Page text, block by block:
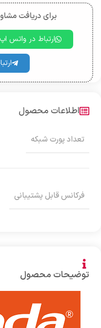
برای دریافت
ارتباط در واتس اپ
توضیحات محصول
اطلاعات محصول
تعداد پورت شبکه
فرکانس قابل پشتیبانی